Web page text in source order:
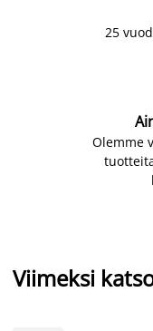
25
Olemme
Viimeksi